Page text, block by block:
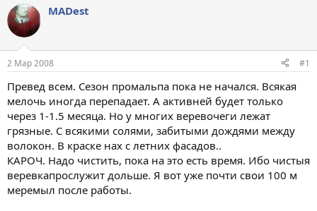
т
о
р
т
е
м
ы
т
а
л
MADest
2 Мар 2008 #1
Превед всем. Сезон промальпа пока не начался. Всякая
мелочь иногда перепадает. А активней будет только
через 1-1.5 месяца. Но у многих веревочеги лежат
грязные. С всякими солями, забитыми дождями между
волокон. В краске нах с летних фасадов..
КАРОЧ. Надо чистить, пока на это есть время. Ибо чистыя
веревкапрослужит дольше. Я вот уже почти свои 100 м
меремыл после работы.